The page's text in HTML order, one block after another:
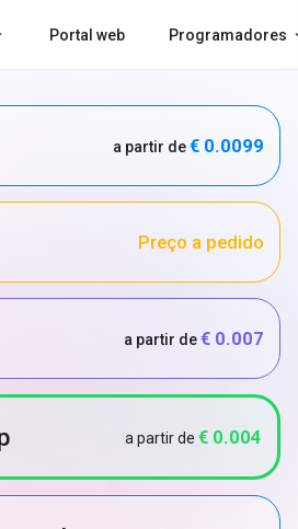
Portal web Programadores
a partir de€ 0.0099
Preço a pedido
a partir de€ 0.007
a partir de € 0.004